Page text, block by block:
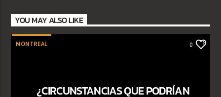
YOU MAY ALSO LIKE
MONTREAL 0
¿CIRCUNSTANCIAS QUE PODRÍAN